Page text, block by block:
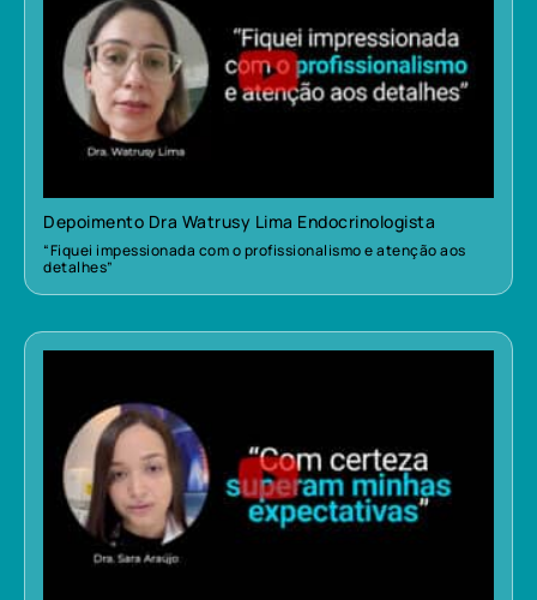
Depoimento Dra Watrusy Lima Endocrinologista
“Fiquei impessionada com o profissionalismo e atenção aos
detalhes”